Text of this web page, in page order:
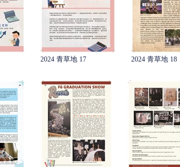
2024 青草地 17 2024 青草地 18